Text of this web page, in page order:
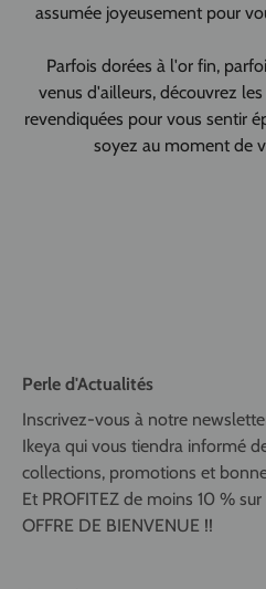
assumée joyeusement pour
Parfois dorées à l'or fin,
venus d'ailleurs, découvrez
revendiquées pour vous sentir
soyez au moment de
Perle d'Actualités
Inscrivez-vous à notre
Ikeya qui vous tiendra informé
collections, promotions et
Et PROFITEZ de moins 10 %
OFFRE DE BIENVENUE !!